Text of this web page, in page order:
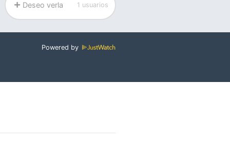
Deseo verla 1 usuarios
Powered by